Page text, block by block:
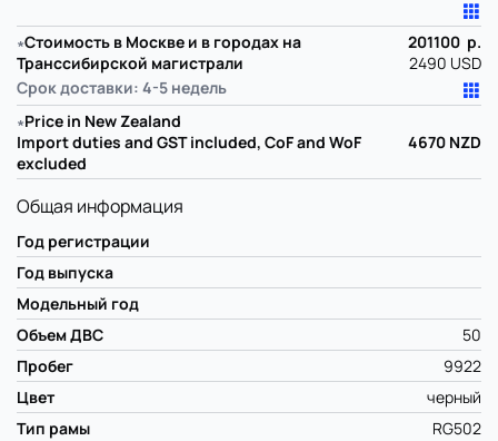
∗Стоимость в Москве и в городах на
Транссибирской магистрали
Срок доставки: 4-5 недель
201100 р.
2490 USD
∗Price in New Zealand
Import duties and GST included, CoF and WoF
excluded
4670 NZD
Общая информация
Год регистрации
Год выпуска
Модельный год
Объем ДВС
50
Пробег
9922
Цвет
черный
Тип рамы
RG502